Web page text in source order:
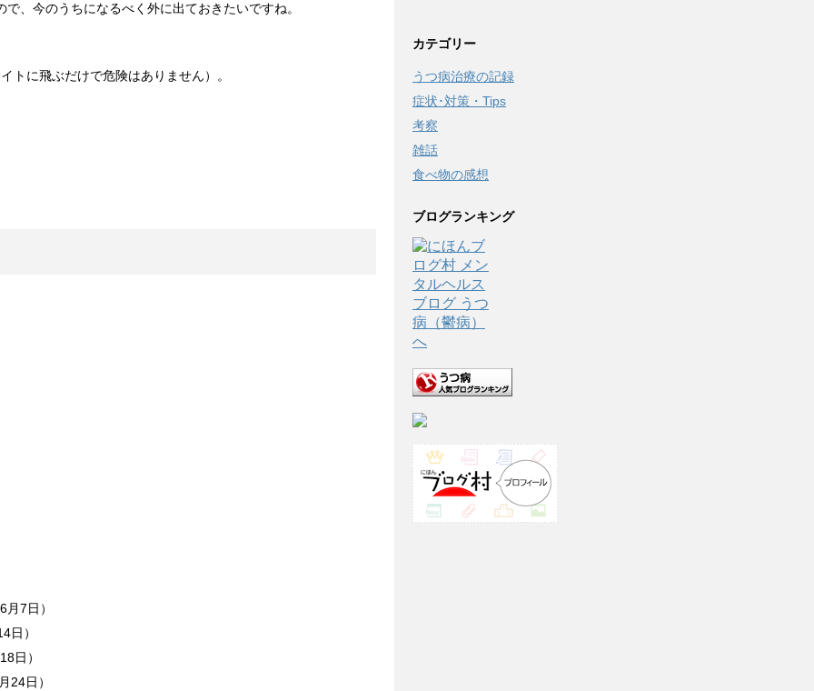
、今のうちになるべく外に出ておきたいですね。
トに飛ぶだけで危険はありません）。
7日）
日）
日）
24日）
カテゴリー
うつ病治療の記録
症状･対策・Tips
考察
雑話
食べ物の感想
ブログランキング